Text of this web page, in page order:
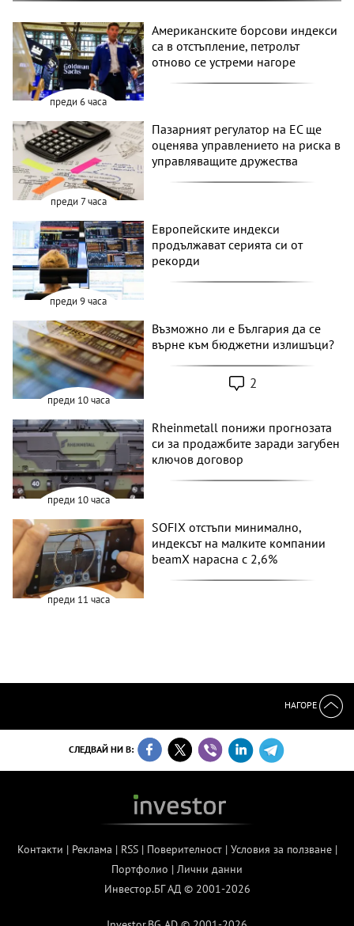
преди 6 часа
Американските борсови индекси
са в отстъпление, петролът
отново се устреми нагоре
преди 7 часа
Пазарният регулатор на ЕС ще
оценява управлението на риска в
управляващите дружества
преди 9 часа
Европейските индекси
продължават серията си от
рекорди
преди 10 часа
Възможно ли е България да се
върне към бюджетни излишъци?
2
преди 10 часа
Rheinmetall понижи прогнозата
си за продажбите заради загубен
ключов договор
преди 11 часа
SOFIX отстъпи минимално,
индексът на малките компании
beamX нарасна с 2,6%
НАГОРЕ
СЛЕДВАЙ НИ В:
Контакти | Реклама | RSS| Поверителност| Условия за ползване|
Портфолио | Лични данни
Инвестор.БГ АД © 2001-2026